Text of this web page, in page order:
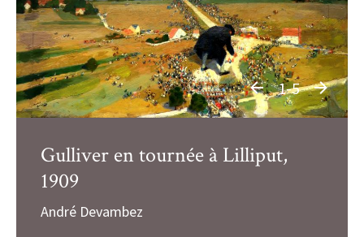
Gulliver en tournée à Lilliput,
1909
André Devambez
1-5